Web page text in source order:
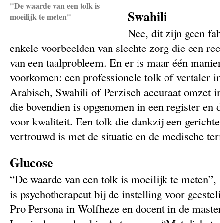
"De waarde van een tolk is
moeilijk te meten"
Swahili
Nee, dit zijn geen
enkele voorbeelden van slechte zorg die een
van een taalprobleem. En er is maar één
voorkomen: een professionele tolk of vertaler
Arabisch, Swahili of Perzisch accuraat omzet
die bovendien is opgenomen in een register en
voor kwaliteit. Een tolk die dankzij een
vertrouwd is met de situatie en de medische
Glucose
“De waarde van een tolk is moeilijk te
is psychotherapeut bij de instelling voor
Pro Persona in Wolfheze en docent in de